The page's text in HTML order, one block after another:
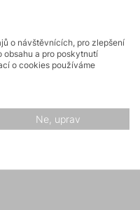
o návštěvnících, pro zlepšení
obsahu a pro poskytnutí
o cookies používáme
Ne, uprav